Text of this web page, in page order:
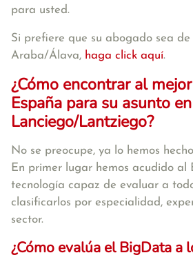
para usted.
Si prefiere que su abogado sea
Araba/Álava, haga click aquí.
¿Cómo encontrar al
España para su asunto en
Lanciego/Lantziego?
No se preocupe, ya lo hemos
En primer lugar hemos acudido al
tecnología capaz de evaluar a
clasificarlos por especialidad,
sector.
¿Cómo evalúa el BigData a